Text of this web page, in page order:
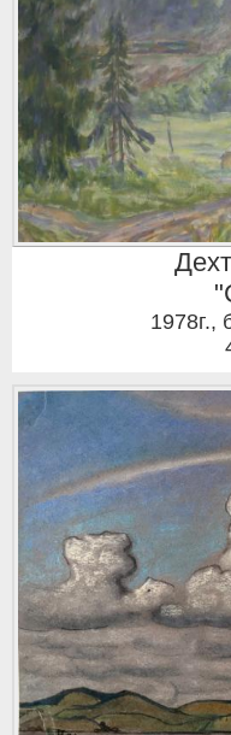
1978г.,